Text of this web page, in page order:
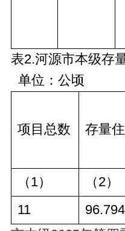
表2.河源市本级存
单位：公顷
项目总数 存量
（1）
（2）
11